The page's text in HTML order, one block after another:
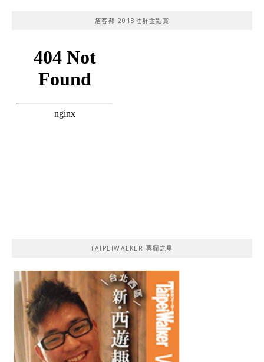
痞客邦 2018社群金點賞
TAIPEIWALKER 專欄之星